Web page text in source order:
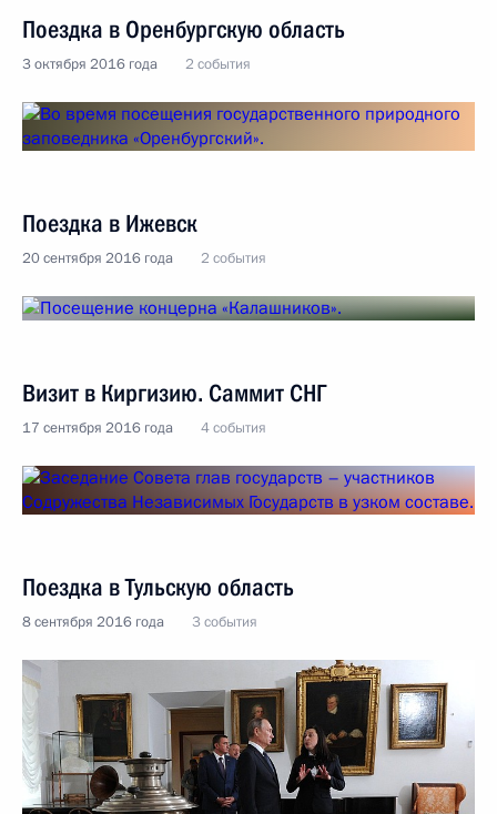
Поездка в Оренбургскую область
3 октября 2016 года 2 события
Поездка в Ижевск
20 сентября 2016 года 2 события
Визит в Киргизию. Саммит СНГ
17 сентября 2016 года 4 события
Поездка в Тульскую область
8 сентября 2016 года 3 события